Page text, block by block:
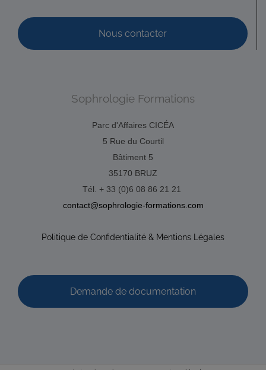
Nous contacter
Sophrologie Formations
Parc d'Affaires CICÉA
5 Rue du Courtil
Bâtiment 5
35170 BRUZ
Tél. + 33 (0)6 08 86 21 21
contact@sophrologie-formations.com
Politique de Confidentialité & Mentions Légales
Demande de documentation